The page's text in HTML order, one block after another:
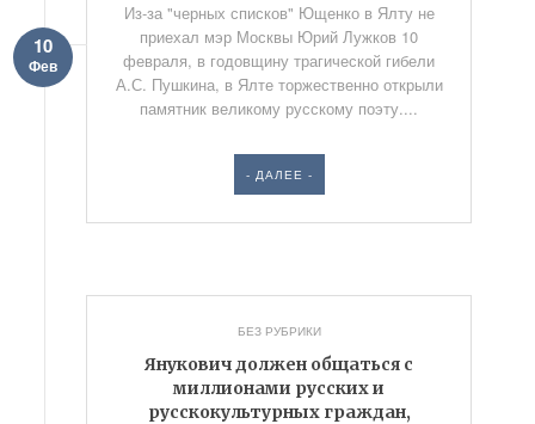
10
Фев
Из-за "черных списков" Ющенко в Ялту не
приехал мэр Москвы Юрий Лужков 10
февраля, в годовщину трагической гибели
А.С. Пушкина, в Ялте торжественно открыли
памятник великому русскому поэту....
- ДАЛЕЕ -
БЕЗ РУБРИКИ
Янукович должен общаться с
миллионами русских и
русскокультурных граждан,